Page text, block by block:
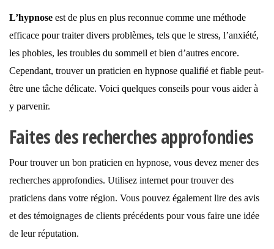
L’hypnose est de plus en plus reconnue comme une méthode
efficace pour traiter divers problèmes, tels que le stress, l’anxiété,
les phobies, les troubles du sommeil et bien d’autres encore.
Cependant, trouver un praticien en hypnose qualifié et fiable peut-
être une tâche délicate. Voici quelques conseils pour vous aider à
y parvenir.
Faites des recherches approfondies
Pour trouver un bon praticien en hypnose, vous devez mener des
recherches approfondies. Utilisez internet pour trouver des
praticiens dans votre région. Vous pouvez également lire des avis
et des témoignages de clients précédents pour vous faire une idée
de leur réputation.